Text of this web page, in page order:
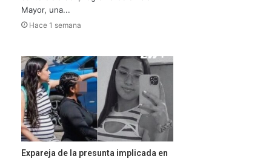
Mayor, una...
Hace 1 semana
Expareja de la presunta implicada en